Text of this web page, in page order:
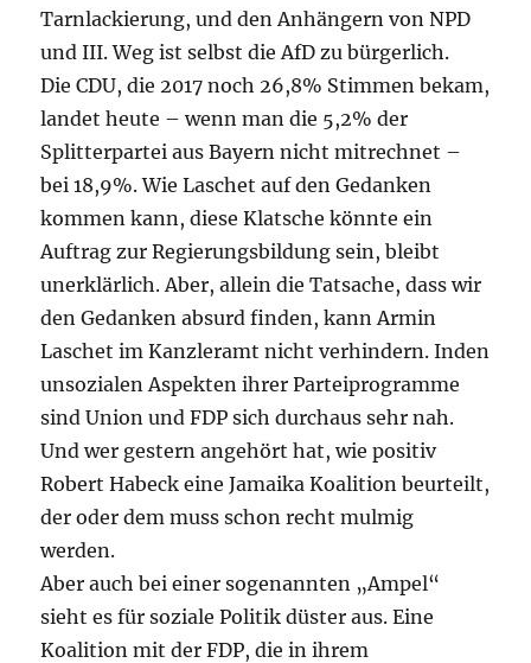
Tarnlackierung, und den Anhängern von NPD
und III. Weg ist selbst die AfD zu bürgerlich.
Die CDU, die 2017 noch 26,8% Stimmen bekam,
landet heute – wenn man die 5,2% der
Splitterpartei aus Bayern nicht mitrechnet –
bei 18,9%. Wie Laschet auf den Gedanken
kommen kann, diese Klatsche könnte ein
Auftrag zur Regierungsbildung sein, bleibt
unerklärlich. Aber, allein die Tatsache, dass wir
den Gedanken absurd finden, kann Armin
Laschet im Kanzleramt nicht verhindern. Inden
unsozialen Aspekten ihrer Parteiprogramme
sind Union und FDP sich durchaus sehr nah.
Und wer gestern angehört hat, wie positiv
Robert Habeck eine Jamaika Koalition beurteilt,
der oder dem muss schon recht mulmig
werden.
Aber auch bei einer sogenannten „Ampel“
sieht es für soziale Politik düster aus. Eine
Koalition mit der FDP, die in ihrem